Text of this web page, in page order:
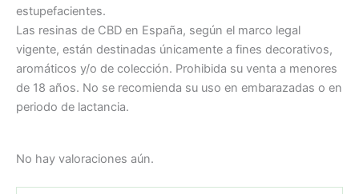
estupefacientes.
Las resinas de CBD en España, según el marco legal
vigente, están destinadas únicamente a fines decorativos,
aromáticos y/o de colección. Prohibida su venta a menores
de 18 años. No se recomienda su uso en embarazadas o en
periodo de lactancia.
No hay valoraciones aún.